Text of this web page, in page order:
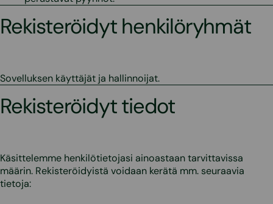
Rekisteröidyt henkilöryhmät
Sovelluksen käyttäjät ja hallinnoijat.
Rekisteröidyt tiedot
Käsittelemme henkilötietojasi ainoastaan tarvittavissa
määrin. Rekisteröidyistä voidaan kerätä mm. seuraavia
tietoja: